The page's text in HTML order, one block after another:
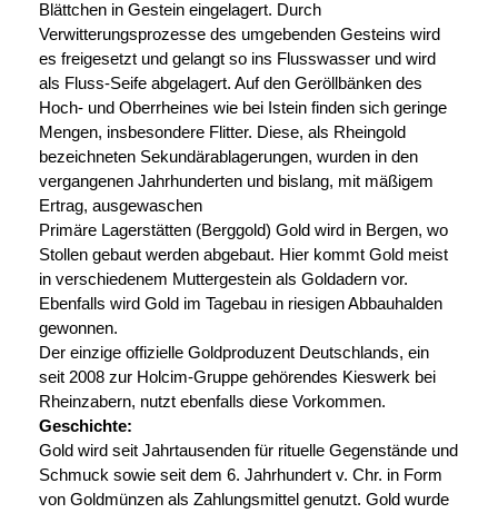
Blättchen in Gestein eingelagert. Durch
Verwitterungsprozesse des umgebenden Gesteins wird
es freigesetzt und gelangt so ins Flusswasser und wird
als Fluss-Seife abgelagert. Auf den Geröllbänken des
Hoch- und Oberrheines wie bei Istein finden sich geringe
Mengen, insbesondere Flitter. Diese, als Rheingold
bezeichneten Sekundärablagerungen, wurden in den
vergangenen Jahrhunderten und bislang, mit mäßigem
Ertrag, ausgewaschen
Primäre Lagerstätten (Berggold) Gold wird in Bergen, wo
Stollen gebaut werden abgebaut. Hier kommt Gold meist
in verschiedenem Muttergestein als Goldadern vor.
Ebenfalls wird Gold im Tagebau in riesigen Abbauhalden
gewonnen.
Der einzige offizielle Goldproduzent Deutschlands, ein
seit 2008 zur Holcim-Gruppe gehörendes Kieswerk bei
Rheinzabern, nutzt ebenfalls diese Vorkommen.
Geschichte:
Gold wird seit Jahrtausenden für rituelle Gegenstände und
Schmuck sowie seit dem 6. Jahrhundert v. Chr. in Form
von Goldmünzen als Zahlungsmittel genutzt. Gold wurde